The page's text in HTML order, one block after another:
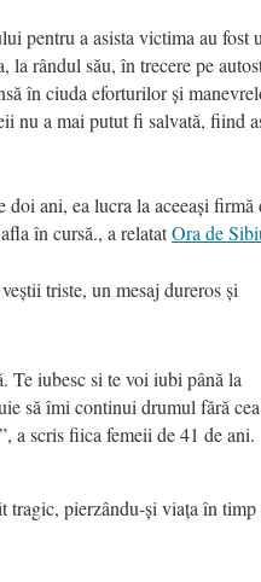
pentru a asista victima au fost
rândul său, în trecere pe
în ciuda eforturilor și
nu a mai putut fi salvată, fiind
ani, ea lucra la aceeași firmă
în cursă., a relatatOra de
triste, un mesaj dureros și
Te iubesc si te voi iubi până la
să îmi continui drumul fără
a scris fiica femeii de 41 de ani.
pierzându-și viața în timp